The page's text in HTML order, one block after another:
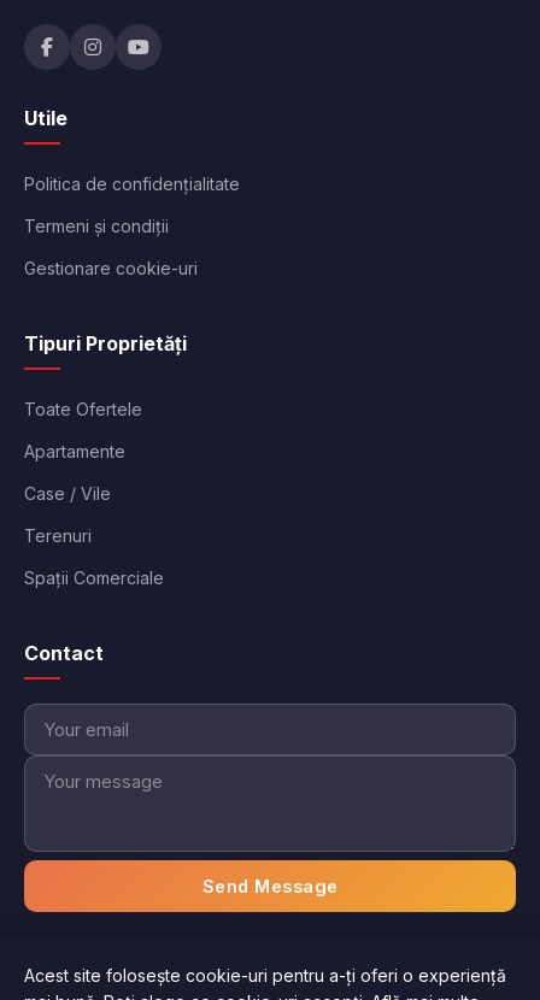
Utile
Politica de confidențialitate
Termeni și condiții
Gestionare cookie-uri
Tipuri Proprietăți
Toate Ofertele
Apartamente
Case / Vile
Terenuri
Spații Comerciale
Contact
Send Message
Acest site folosește cookie-uri pentru a-ți oferi o experiență